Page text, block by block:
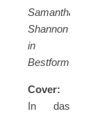
Samantha
Shannon
in
Bestform.
Cover:
In das